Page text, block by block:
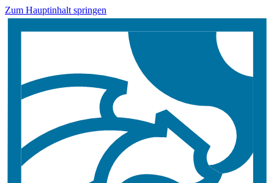
Zum Hauptinhalt springen